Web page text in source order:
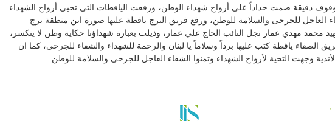
دقيقة صمت حداداً على أرواح شهداء الوطن، ورفعت اليافطات التي تحيي أرواح الشهداء
العاجل للجرحى والسلامة للوطن، ورفع فريق البرج يافطة عليها صورة ابن منطقة برج
محمد مهدي عمار نجل النائب الحاج علي عمار، وذيلت بعبارة شهداؤنا حكاية وطن لا ينكسر،
الصفاء يافطة كتب عليها برداً وسلاماً يا لبنان والرحمة للشهداء والشفاء للجرحى، كما ان
وجهت التحية لأرواح الشهداء وتمنوا الشفاء العاجل للجرحى والسلامة للوطن.